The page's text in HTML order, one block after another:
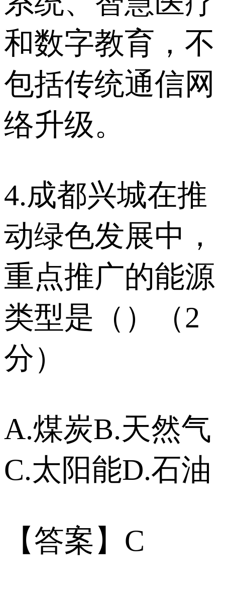
和数字教育，不
包括传统通信网
络升级。
4.成都兴城在推
动绿色发展中，
重点推广的能源
类型是（）（2
分）
A.煤炭B.天然气
C.太阳能D.石油
【答案】C